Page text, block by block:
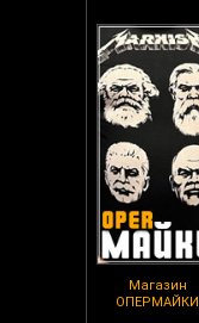
Магазин
ОПЕРМАЙКИ